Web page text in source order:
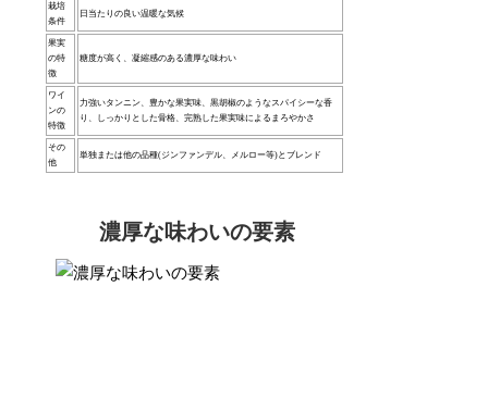
栽培
条件
日当たりの良い温暖な気候
果実
の特
徴
糖度が高く、凝縮感のある濃厚な味わい
ワイ
ンの
特徴
力強いタンニン、豊かな果実味、黒胡椒のようなスパイシーな香
り、しっかりとした骨格、完熟した果実味によるまろやかさ
その
他
単独または他の品種(ジンファンデル、メルロー等)とブレンド
濃厚な味わいの要素